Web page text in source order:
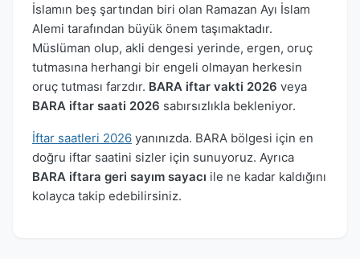
İslamın beş şartından biri olan Ramazan Ayı İslam
Alemi tarafından büyük önem taşımaktadır.
Müslüman olup, akli dengesi yerinde, ergen, oruç
tutmasına herhangi bir engeli olmayan herkesin
oruç tutması farzdır. BARA iftar vakti 2026 veya
BARA iftar saati 2026 sabırsızlıkla bekleniyor.
İftar saatleri 2026 yanınızda. BARA bölgesi için en
doğru iftar saatini sizler için sunuyoruz. Ayrıca
BARA iftara geri sayım sayacı ile ne kadar kaldığını
kolayca takip edebilirsiniz.